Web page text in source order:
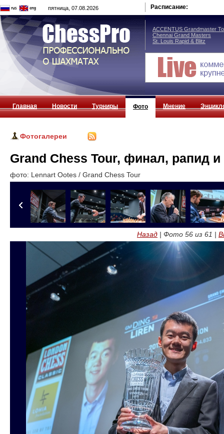
пятница, 07.08.2026 Расписание:
ACCENTUS Grandmaster
Chennai Grand Masters
St. Louis Rapid & Blitz
Главная Новости Турниры Фото Мнение
Фотогалереи
Grand Chess Tour, финал, рапид и
фото: Lennart Ootes / Grand Chess Tour
Назад | Фото 56 из 61 |